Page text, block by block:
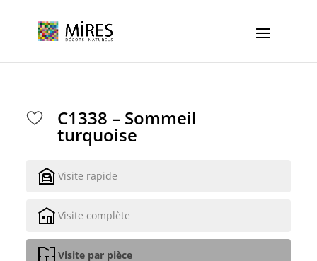
C1338 – Sommeil
turquoise
Visite rapide
Visite complète
Visite par pièce